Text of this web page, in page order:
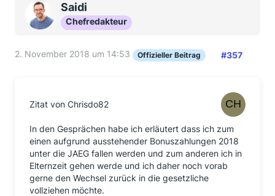
Saidi
Chefredakteur
2. November 2018 um 14:53 Offizieller Beitrag #357
Zitat von Chrisdo82
In den Gesprächen habe ich erläutert dass ich zum
einen aufgrund ausstehender Bonuszahlungen 2018
unter die JAEG fallen werden und zum anderen ich in
Elternzeit gehen werde und ich daher noch vorab
gerne den Wechsel zurück in die gesetzliche
vollziehen möchte.